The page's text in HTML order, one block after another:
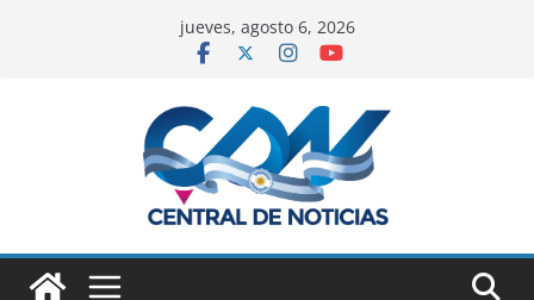
jueves, agosto 6, 2026